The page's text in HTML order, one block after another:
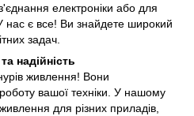
електроніки або для
нас є все! Ви знайдете широкий
задач.
надійність
живлення! Вони
вашої техніки. У нашому
для різних приладів,